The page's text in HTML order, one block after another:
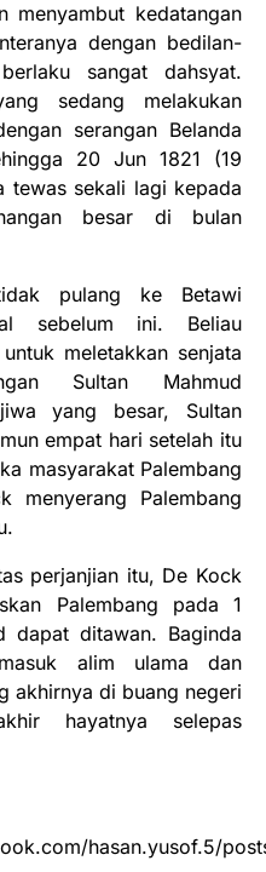
menyambut kedatangan
dengan bedilan-
sangat dahsyat.
sedang melakukan
serangan Belanda
20 Jun 1821 (19
tewas sekali lagi kepada
besar di bulan
pulang ke Betawi
sebelum ini. Beliau
meletakkan senjata
Sultan Mahmud
yang besar, Sultan
empat hari setelah itu
masyarakat Palembang
menyerang Palembang
perjanjian itu, De Kock
Palembang pada 1
dapat ditawan. Baginda
alim ulama dan
akhirnya di buang negeri
hayatnya selepas
hasan.yusof.5/